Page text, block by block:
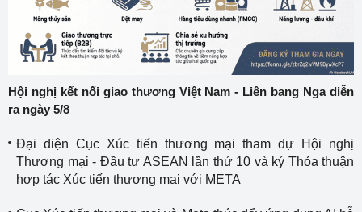
Hội nghị kết nối giao thương Việt Nam - Liên bang Nga diễn
ra ngày 5/8
Đại diện Cục Xúc tiến thương mại tham dự Hội nghị
Thương mại - Đầu tư ASEAN lần thứ 10 và ký Thỏa thuận
hợp tác Xúc tiến thương mại với META